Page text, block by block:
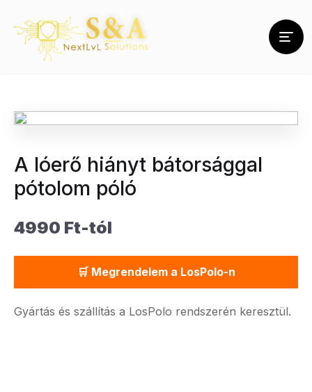
A lóerő hiányt bátorsággal
pótolom póló
4990 Ft-tól
🛒 Megrendelem a LosPolo-n
Gyártás és szállítás a LosPolo rendszerén keresztül.